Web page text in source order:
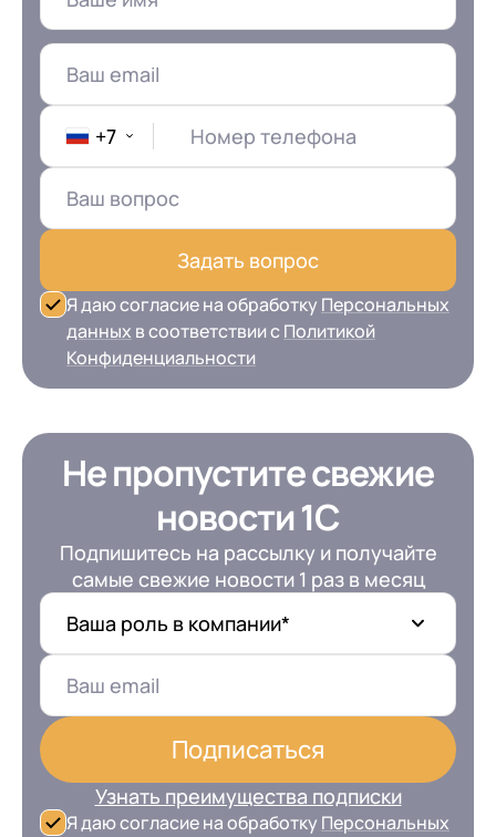
+7 Номер телефона
Задать вопрос
Я даю согласие на обработку Персональных
данных в соответствии сПолитикой
Конфиденциальности
Не пропустите свежие
новости 1С
Подпишитесь на рассылку и получайте
самые свежие новости 1 раз в месяц
Ваша роль в компании*
Подписаться
Узнать преимущества подписки
Я даю согласие на обработку Персональных
1С:Контрагент
1С-Отчетность
1С:Фреш